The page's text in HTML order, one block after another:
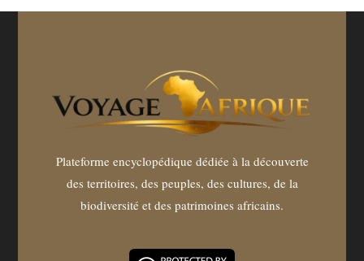
Plateforme encyclopédique dédiée à la découverte
des territoires, des peuples, des cultures, de la
biodiversité et des patrimoines africains.